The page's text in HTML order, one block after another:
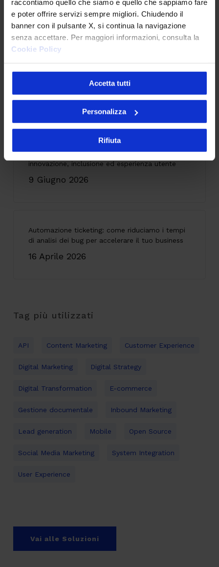
raccontiamo quello che siamo e quello che sappiamo fare
e poter offrire servizi sempre migliori. Chiudendo il
banner con il pulsante X, si continua la navigazione
senza accettare. Per maggiori informazioni, consulta la
Cookie Policy
Accetta tutti
Personalizza
Rifiuta
Program
25 Giugno 2026
indebolisce la tua architettura
28 Maggio 2026
Accessibilità digitale: il caso SOL Veritas tra
innovazione, inclusione ed esperienza utente
9 Giugno 2026
Automazione ticketing: come riduciamo i tempi
di analisi dei bug per accelerare il tuo business
16 Aprile 2026
Tag più utilizzati
API Content Marketing Customer Experience
Digital Marketing Digital Strategy
Digital Transformation E-commerce
Gestione documentale Inbound Marketing
Lead generation Mobile Open Source
Social Media Marketing System Integration
User Experience
Vai alle Soluzioni